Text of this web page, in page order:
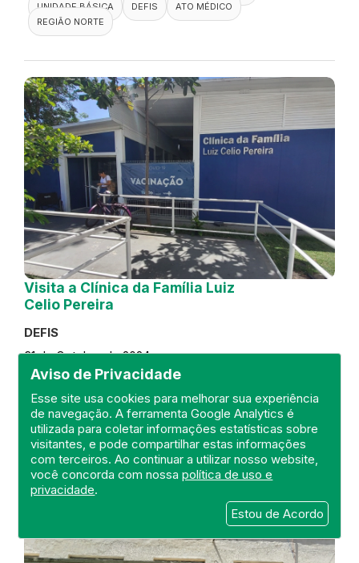
Aviso de Privacidade
Esse site usa cookies para melhorar sua experiência
de navegação. A ferramenta Google Analytics é
utilizada para coletar informações estatísticas sobre
visitantes, e pode compartilhar estas informações
com terceiros. Ao continuar a utilizar nosso website,
você concorda com nossapolítica de uso e
privacidade.
Estou de Acordo
UNIDADE BÁSICA
DEFIS
ATO MÉDICO
REGIÃO NORTE
Visita a Clínica da Família Luiz
Celio Pereira
DEFIS
31 de October de 2024
REGIÃO METROPOLITANA
DEFIS
ATO MÉDICO
CLÍNICA DA FAMÍLIA